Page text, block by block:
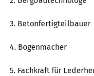
3. Betonfertigteilbauer
4. Bogenmacher
5. Fachkraft für